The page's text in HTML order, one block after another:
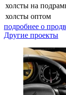
холсты на
холсты оптом
подробнее о
Другие проекты